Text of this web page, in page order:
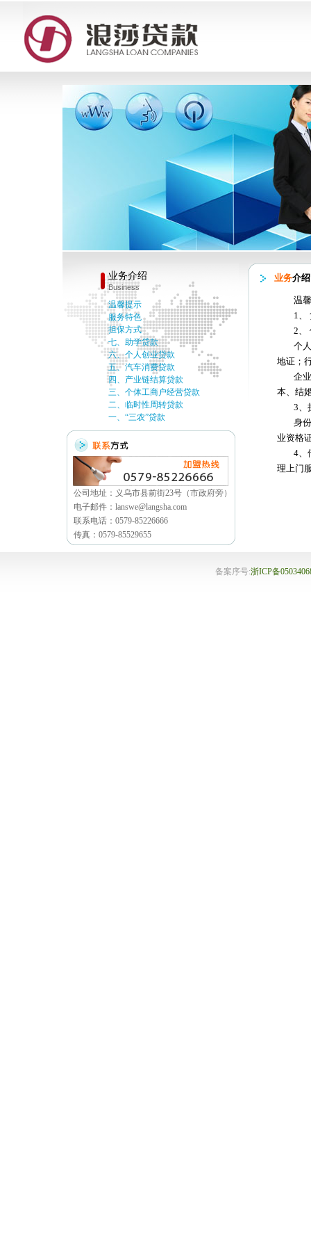
业务介绍
Business
温馨提示
服务特色
担保方式
七、助学贷款
六、个人创业贷款
五、汽车消费贷款
四、产业链结算贷款
三、个体工商户经营贷款
二、临时性周转贷款
一、“三农”贷款
公司地址：义乌市县前街23号（市政府旁）
电子邮件：lanswe@langsha.com
联系电话：0579-85226666
传真：0579-85529655
业务介绍
温
1、
2、
个
地证；
企
本、结
3、
身
业资格
4、
理上门
备案序号:浙ICP备